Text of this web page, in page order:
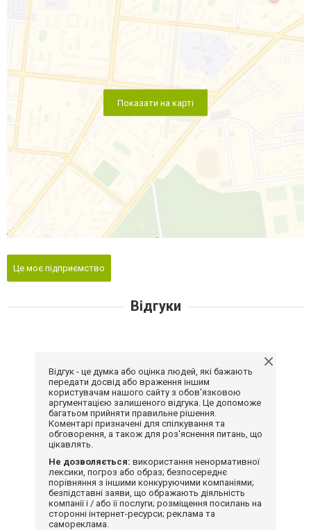
Показати на карті
Це моє підприємство
Відгуки
Відгук - це думка або оцінка людей, які бажають
передати досвід або враження іншим
користувачам нашого сайту з обов'язковою
аргументацією залишеного відгука. Це допоможе
багатьом прийняти правильне рішення.
Коментарі призначені для спілкування та
обговорення, а також для роз'яснення питань, що
цікавлять.
Не дозволяється: використання ненормативної
лексики, погроз або образ; безпосереднє
порівняння з іншими конкуруючими компаніями;
безпідставні заяви, що ображають діяльність
компанії і / або її послуги; розміщення посилань на
сторонні інтернет-ресурси; реклама та
самореклама.